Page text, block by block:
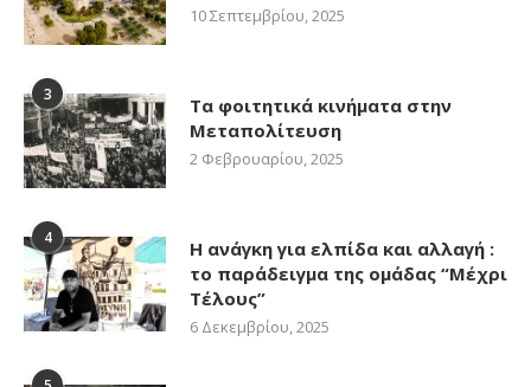
10 Σεπτεμβρίου, 2025
3
Τα φοιτητικά κινήματα στην
Μεταπολίτευση
2 Φεβρουαρίου, 2025
4
Η ανάγκη για ελπίδα και αλλαγή :
το παράδειγμα της ομάδας “Μέχρι
Τέλους”
6 Δεκεμβρίου, 2025